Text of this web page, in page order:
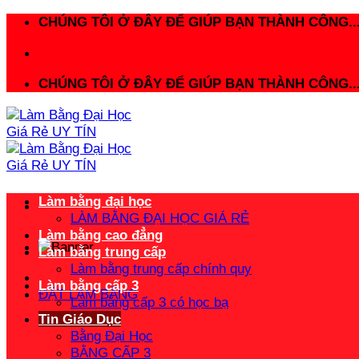
CHÚNG TÔI Ở ĐÂY ĐỂ GIÚP BẠN THÀNH
CHÚNG TÔI Ở ĐÂY ĐỂ GIÚP BẠN THÀNH
ĐẶT LÀM BẰNG
Làm bằng đại học
LÀM BẰNG ĐẠI HỌC GIÁ RẺ
Làm bằng cao đẳng
Làm bằng trung cấp
Làm bằng trung cấp chính quy
Làm bằng cấp 3
Làm bằng cấp 3 có học bạ
Tin Giáo Dục
Bằng Đại Học
BẰNG CẤP 3